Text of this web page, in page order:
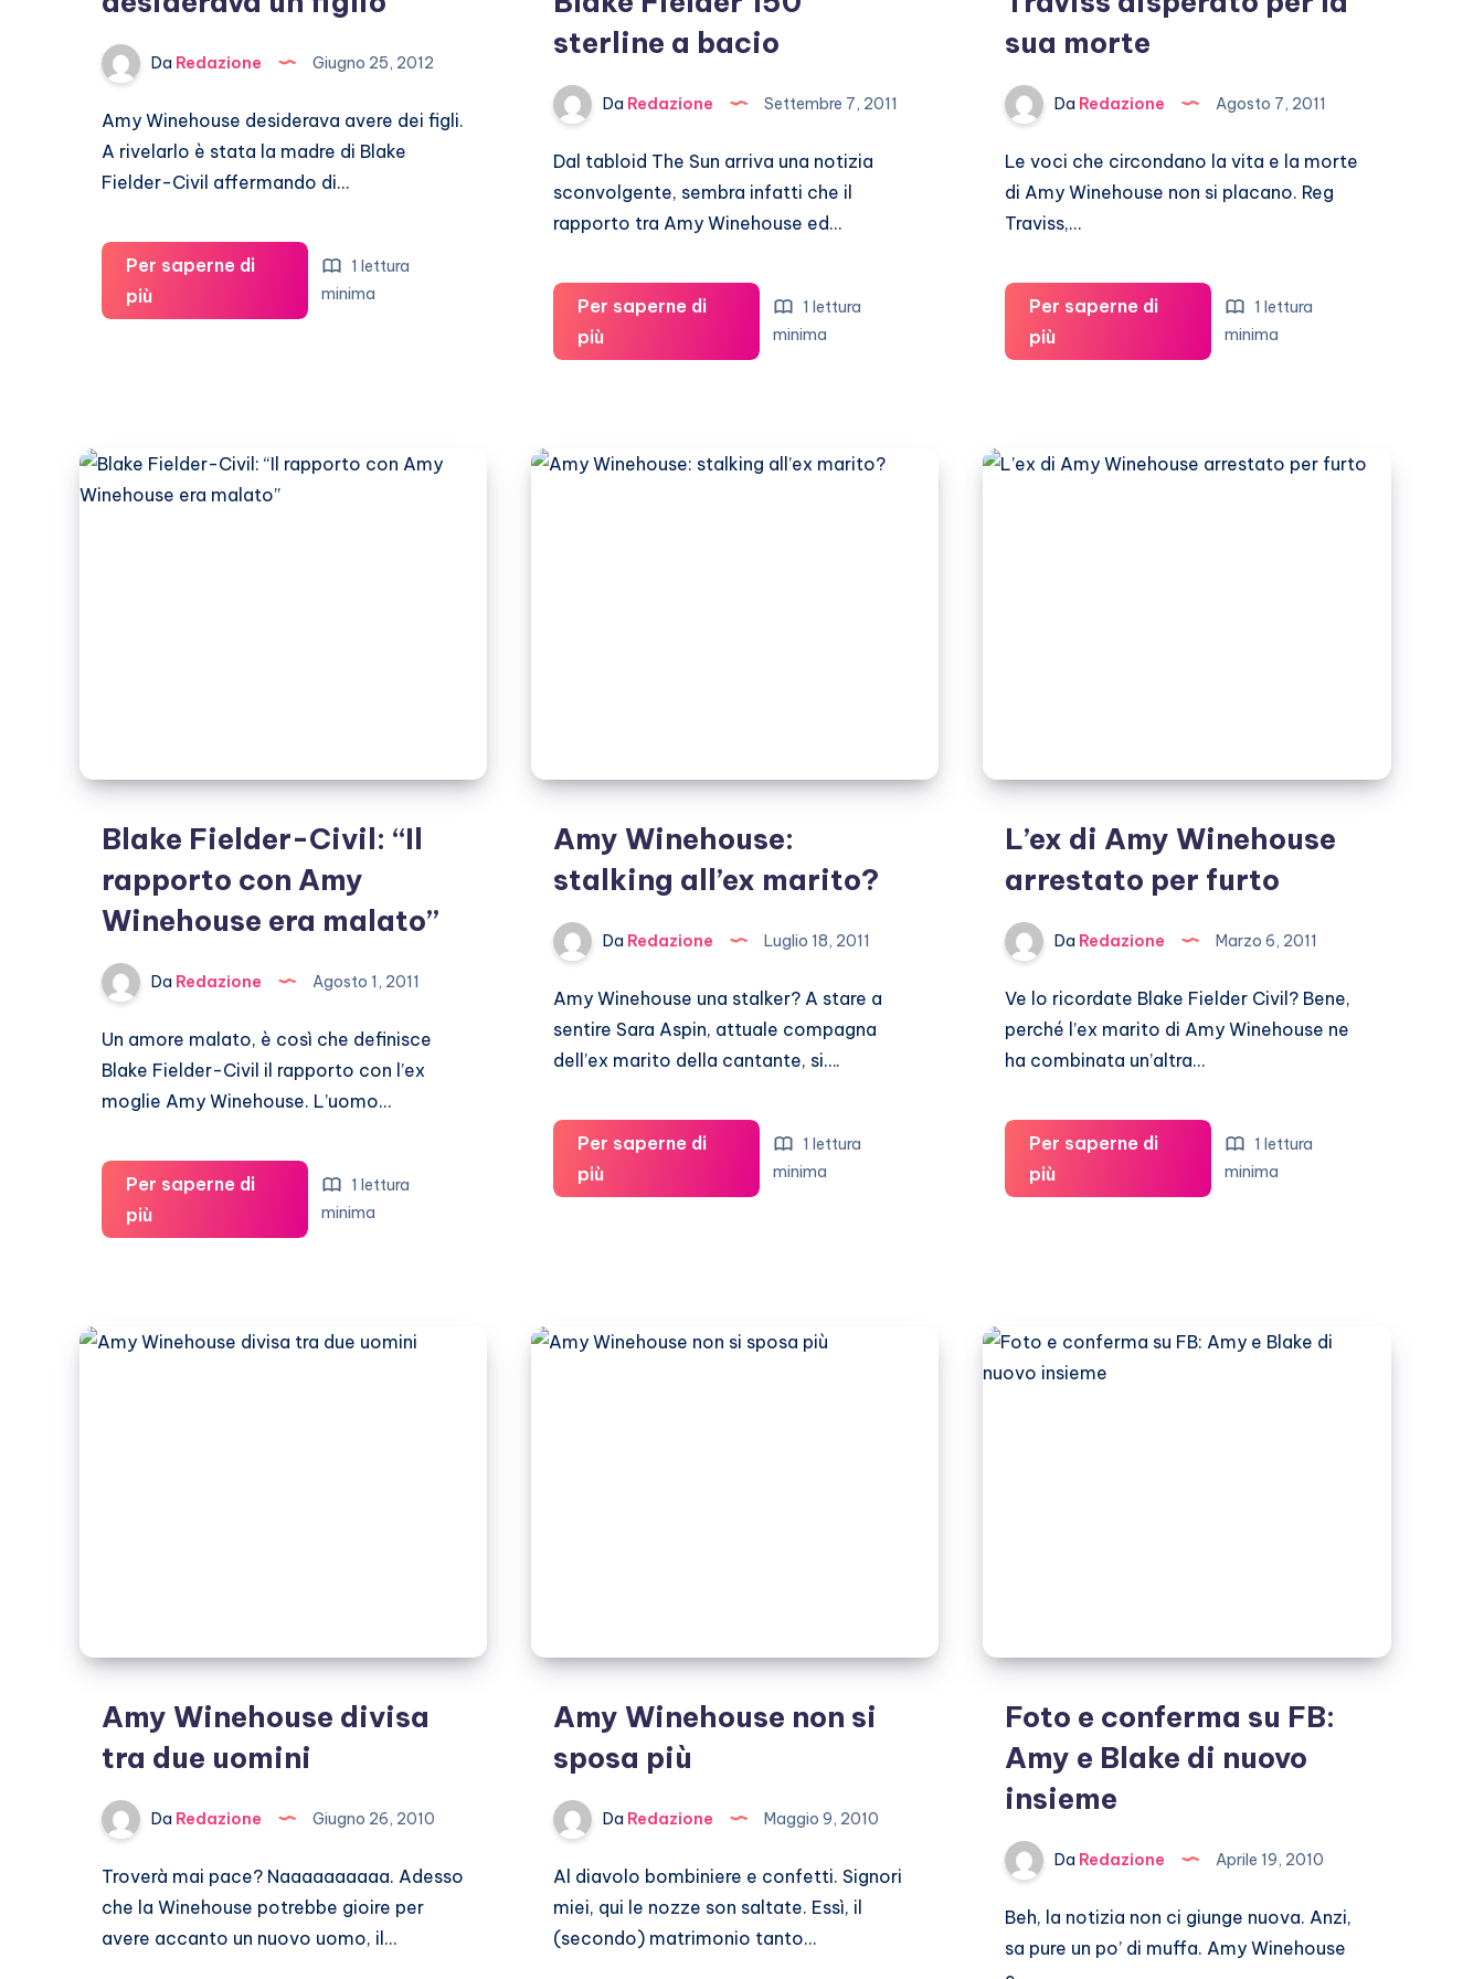
Da Redazione Giugno 25, 2012
Amy Winehouse desiderava avere dei figli.
A rivelarlo è stata la madre di Blake
Fielder-Civil affermando di…
Per saperne di
piùAmy
Winehouse
1 lettura
minima
sterline a bacio
Da Redazione Settembre 7, 2011
Dal tabloid The Sun arriva una notizia
sconvolgente, sembra infatti che il
rapporto tra Amy Winehouse ed…
Per saperne di
piùAmy
Winehouse
Fielder
1 lettura
minima
sua morte
Da Redazione Agosto 7, 2011
Le voci che circondano la vita e la morte
di Amy Winehouse non si placano. Reg
Traviss,…
Per saperne di
piùAmy
Winehouse:
disperato
1 lettura
minima
Blake Fielder-Civil: “Il
rapporto con Amy
Winehouse era malato”
Da Redazione Agosto 1, 2011
Un amore malato, è così che definisce
Blake Fielder-Civil il rapporto con l’ex
moglie Amy Winehouse. L’uomo…
Per saperne di
piùBlake
Fielder-
rapporto
1 lettura
minima
Amy Winehouse:
stalking all’ex marito?
Da Redazione Luglio 18, 2011
Amy Winehouse una stalker? A stare a
sentire Sara Aspin, attuale compagna
dell’ex marito della cantante, si….
Per saperne di
piùAmy
Winehouse:
1 lettura
minima
L’ex di Amy Winehouse
arrestato per furto
Da Redazione Marzo 6, 2011
Ve lo ricordate Blake Fielder Civil? Bene,
perché l’ex marito di Amy Winehouse ne
ha combinata un’altra…
Per saperne di
piùL’ex
di
1 lettura
minima
Amy Winehouse divisa
tra due uomini
Da Redazione Giugno 26, 2010
Troverà mai pace? Naaaaaaaaaa. Adesso
che la Winehouse potrebbe gioire per
avere accanto un nuovo uomo, il…
Amy Winehouse non si
sposa più
Da Redazione Maggio 9, 2010
Al diavolo bombiniere e confetti. Signori
miei, qui le nozze son saltate. Essì, il
(secondo) matrimonio tanto…
Foto e conferma su FB:
Amy e Blake di nuovo
insieme
Da Redazione Aprile 19, 2010
Beh, la notizia non ci giunge nuova. Anzi,
sa pure un po’ di muffa. Amy Winehouse